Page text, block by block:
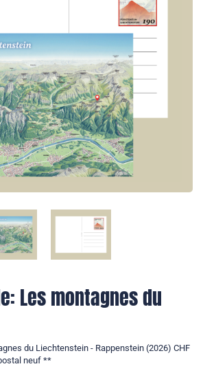
Les montagnes du
du Liechtenstein - Rappenstein (2026) CHF
neuf **